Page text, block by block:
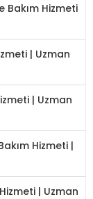
Bakım Hizmeti
| Uzman
| Uzman
Hizmeti |
| Uzman